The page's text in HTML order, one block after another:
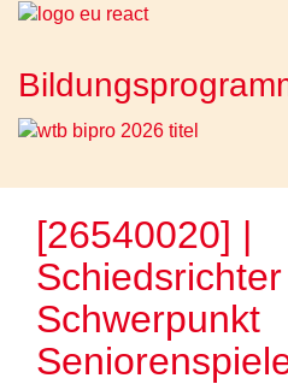
[26540020] |
Schwerpunkt